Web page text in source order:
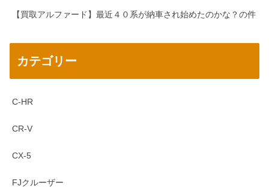
【買取アルファード】最近４０系が納車され始めたのかな？の件
カテゴリー
C-HR
CR-V
CX-5
FJクルーザー